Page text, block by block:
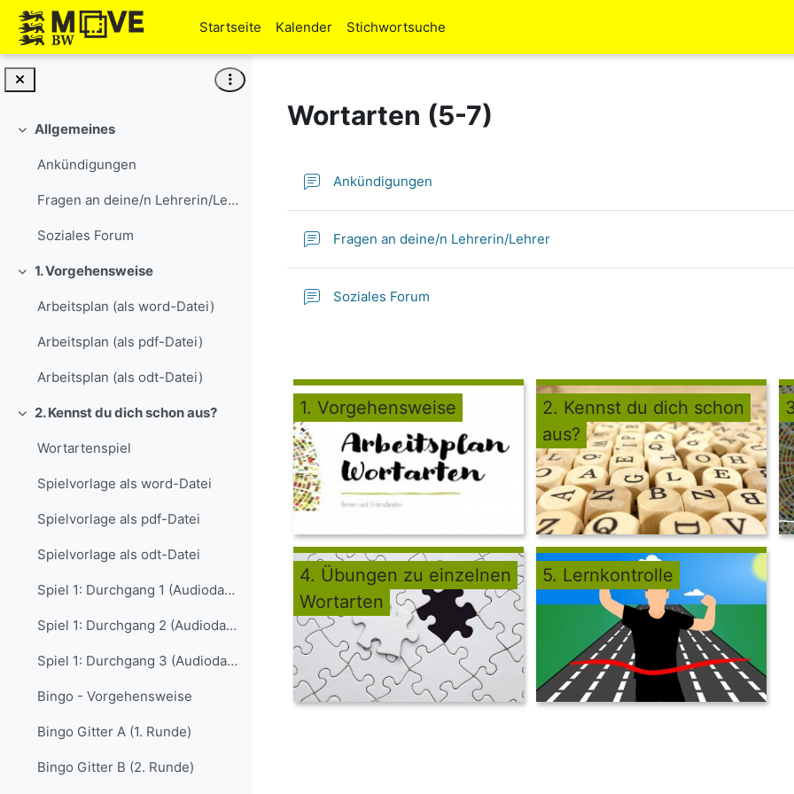
Zum Hauptinhalt
Startseite
Kalender Stichwortsuche
Einklappen
Allgemeines
Ankündigungen
Fragen an deine/n Lehrerin/Lehrer
Soziales Forum
Einklappen
1. Vorgehensweise
Arbeitsplan (als word-Datei)
Arbeitsplan (als pdf-Datei)
Arbeitsplan (als odt-Datei)
Einklappen
2. Kennst du dich schon aus?
Wortartenspiel
Spielvorlage als word-Datei
Spielvorlage als pdf-Datei
Spielvorlage als odt-Datei
Spiel 1: Durchgang 1 (Audiodatei)
Spiel 1: Durchgang 2 (Audiodatei)
Spiel 1: Durchgang 3 (Audiodatei)
Bingo - Vorgehensweise
Bingo Gitter A (1. Runde)
Bingo Gitter B (2. Runde)
Wortarten (5-7)
Ankündigungen
Fragen an deine/n Lehrerin/Lehrer
Soziales Forum
1. Vorgehensweise
2. Kennst du dich schon
aus?
4. Übungen zu einzelnen
Wortarten
5. Lernkontrolle